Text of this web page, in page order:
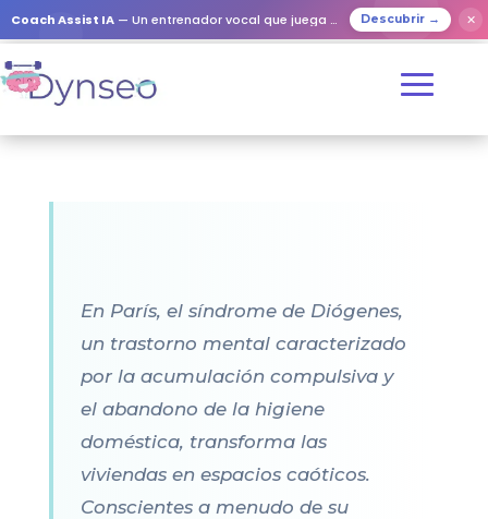
Coach Assist IA — Un entrenador vocal que juega con tus seres queridos Descubrir → ✕
En París, el síndrome de Diógenes,
un trastorno mental caracterizado
por la acumulación compulsiva y
el abandono de la higiene
doméstica, transforma las
viviendas en espacios caóticos.
Conscientes a menudo de su